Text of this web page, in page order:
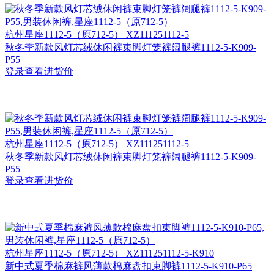
杭州星座1112-5（原712-5） XZ111251112-5
秋冬季新款风灯芯绒休闲裤束脚灯笼裤阔腿裤1112-5-K909-
P55
登录查看进货价
杭州星座1112-5（原712-5） XZ111251112-5
秋冬季新款风灯芯绒休闲裤束脚灯笼裤阔腿裤1112-5-K909-
P55
登录查看进货价
杭州星座1112-5（原712-5） XZ111251112-5-K910
新中式夏季棉麻裤风薄款棉麻盘扣束脚裤1112-5-K910-P65